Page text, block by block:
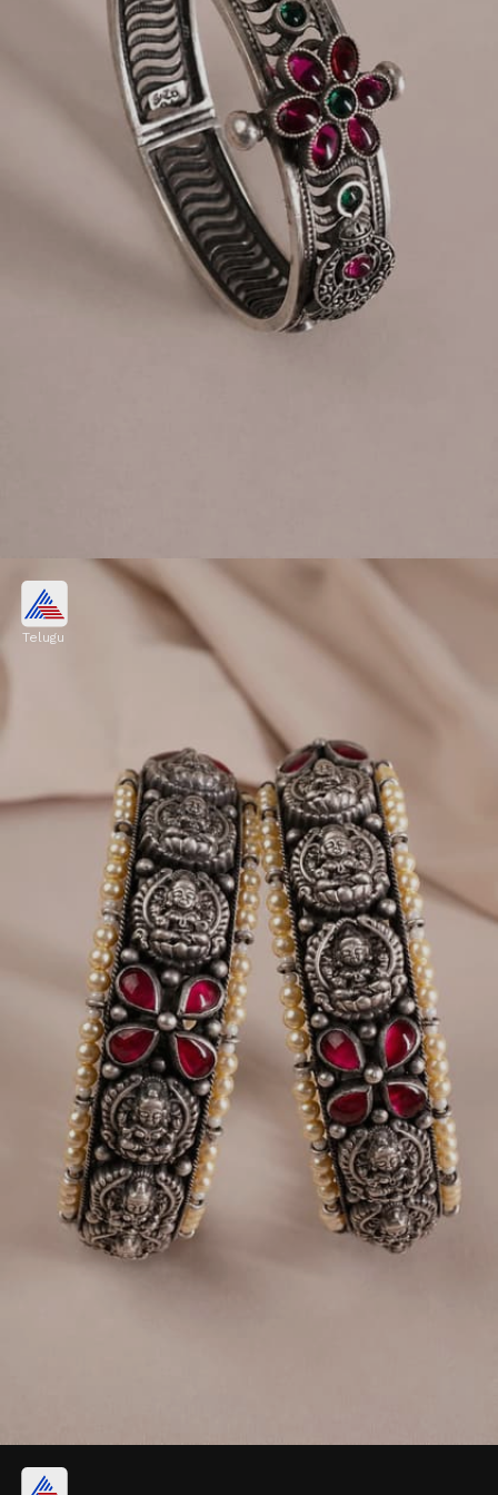
కుందన్ స్టైల్ సిల్వర్ ప్లేటెడ్ గాజులు
కుందన్ వర్క్‌తో వచ్చిన ఈ సిల్వర్ ప్లేటెడ్ గాజులు చాలా
అందంగా, స్టైలిష్‌గా ఉంటాయి. దీనిపై ఉన్న గులాబీ రంగు
కుందన్ వర్క్, ఆక్సిడైజ్డ్ పాలిష్ మీ చేతుల అందాన్ని మరింత
పెంచుతాయి.
Image credits: silversiddhi Instagram
Telugu